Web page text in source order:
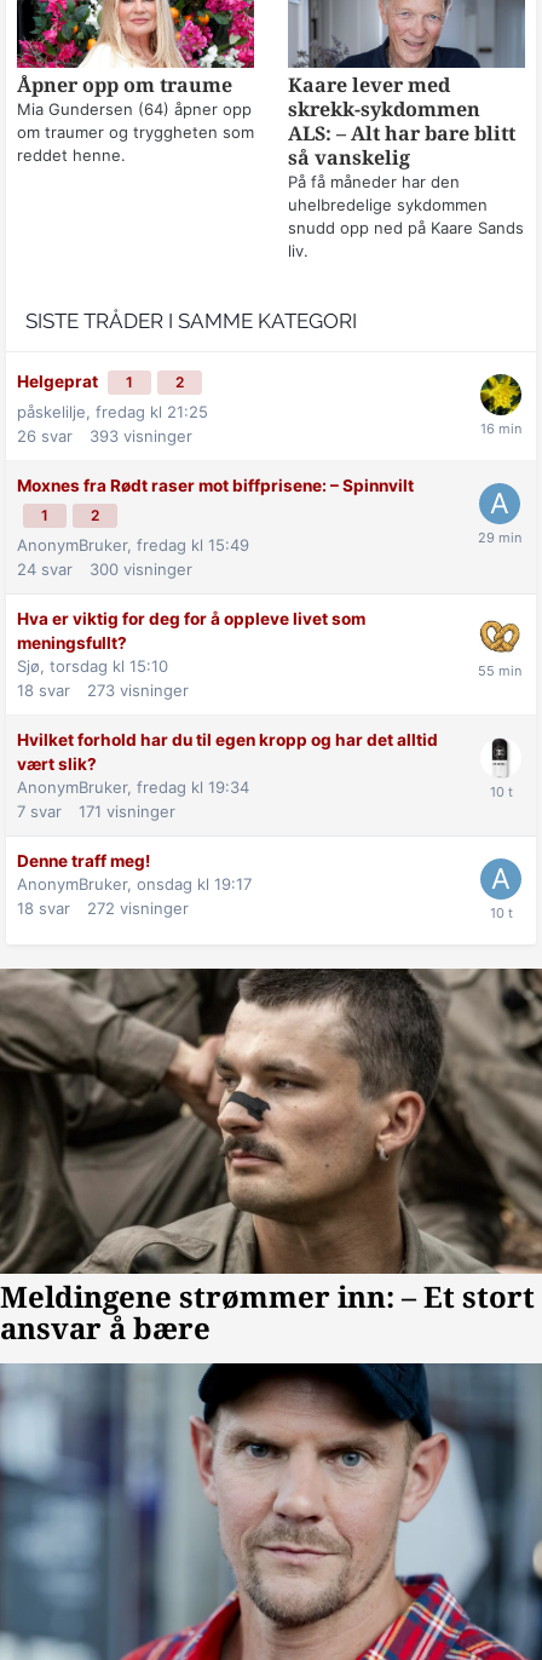
Åpner opp om traume
Mia Gundersen (64) åpner opp
om traumer og tryggheten som
reddet henne.
Kaare lever med
skrekk-sykdommen
ALS: – Alt har bare blitt
så vanskelig
På få måneder har den
uhelbredelige sykdommen
snudd opp ned på Kaare Sands
liv.
SISTE TRÅDER I SAMME KATEGORI
Helgeprat 1 2
påskelilje, fredag kl 21:25
26 svar 393 visninger
Moxnes fra Rødt raser mot biff­prisene: –⁠ Spinnvilt
1 2
AnonymBruker, fredag kl 15:49
24 svar 300 visninger
Hva er viktig for deg for å oppleve livet som
meningsfullt?
Sjø, torsdag kl 15:10
18 svar 273 visninger
Hvilket forhold har du til egen kropp og har det alltid
vært slik?
AnonymBruker, fredag kl 19:34
7 svar 171 visninger
Denne traff meg!
AnonymBruker, onsdag kl 19:17
18 svar 272 visninger